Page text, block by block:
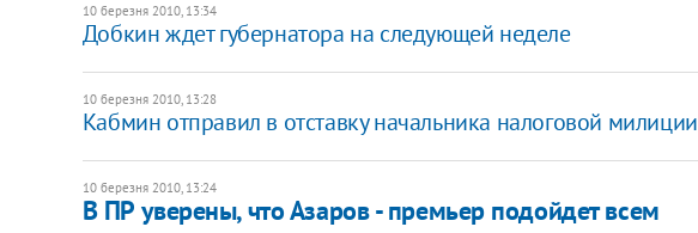
10 березня 2010, 13:34
Добкин ждет губернатора на следующей неделе
10 березня 2010, 13:28
Кабмин отправил в отставку начальника налоговой милиции
10 березня 2010, 13:24
В ПР уверены, что Азаров - премьер подойдет всем